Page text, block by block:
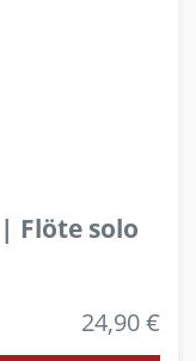
Flöte solo
24,90 €